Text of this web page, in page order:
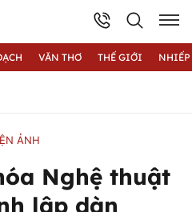
VĂN THƠ THẾ GIỚI
ẢNH
Nghệ thuật
lập dàn